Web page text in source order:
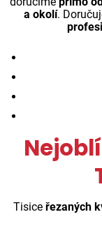
a okolí.
Tisice řezaných